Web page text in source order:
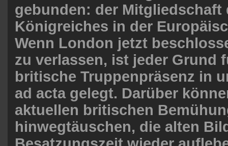
gebunden: der Mitgliedschaft
Königreiches in der
Wenn London jetzt
zu verlassen, ist jeder Grund
britische Truppenpräsenz in
ad acta gelegt. Darüber
aktuellen britischen
hinwegtäuschen, die alten